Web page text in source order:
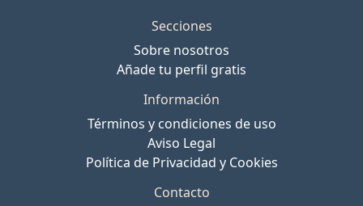
Secciones
Sobre nosotros
Añade tu perfil gratis
Información
Términos y condiciones de uso
Aviso Legal
Política de Privacidad y Cookies
Contacto